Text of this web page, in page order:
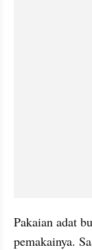
Pakaian adat
pemakainya.